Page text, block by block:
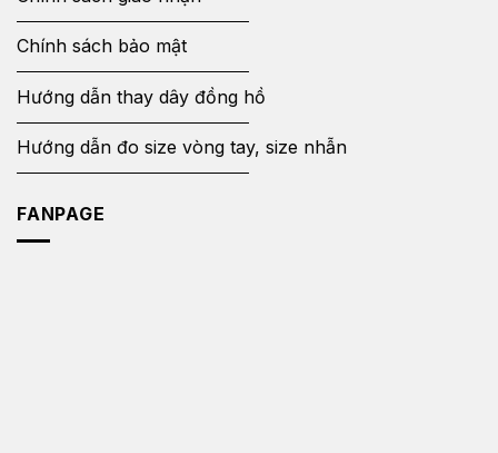
Chính sách bảo mật
Hướng dẫn thay dây đồng hồ
Hướng dẫn đo size vòng tay, size nhẫn
FANPAGE